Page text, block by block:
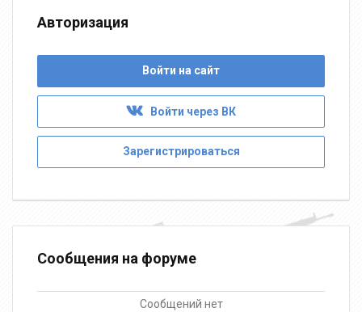
Авторизация
Войти на сайт
Войти через ВК
Зарегистрироваться
Сообщения на форуме
Сообщений нет